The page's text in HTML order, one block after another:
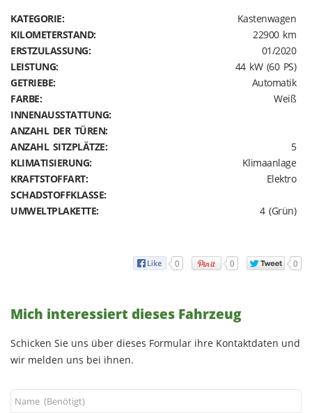
KATEGORIE:
Kastenwagen
KILOMETERSTAND:
22900 km
ERSTZULASSUNG:
01/2020
LEISTUNG:
44 kW (60 PS)
GETRIEBE:
Automatik
FARBE:
Weiß
INNENAUSSTATTUNG:
ANZAHL DER TÜREN:
ANZAHL SITZPLÄTZE:
5
KLIMATISIERUNG:
Klimaanlage
KRAFTSTOFFART:
Elektro
SCHADSTOFFKLASSE:
UMWELTPLAKETTE:
4 (Grün)
0 0 0
Mich interessiert dieses Fahrzeug
Schicken Sie uns über dieses Formular ihre Kontaktdaten und
wir melden uns bei ihnen.